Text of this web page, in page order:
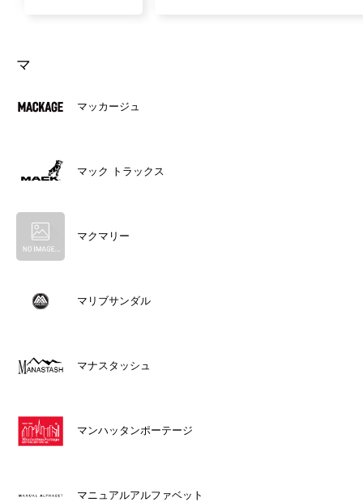
マ
マッカージュ
マック トラックス
マクマリー
マリブサンダル
マナスタッシュ
マンハッタンポーテージ
マニュアルアルファベット